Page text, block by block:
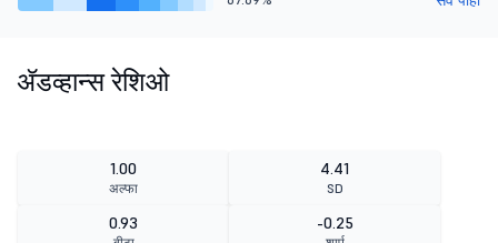
ॲडव्हान्स रेशिओ
1.00
अल्फा
4.41
SD
0.93 -0.25